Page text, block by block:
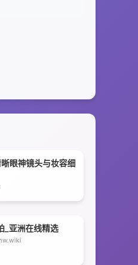
眼神镜头与妆容细
_亚洲在线精选